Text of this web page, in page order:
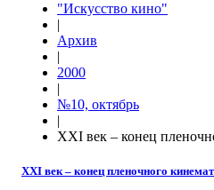
"Искусство кино"
|
Архив
|
2000
|
№10, октябрь
|
XXI век ‒ конец
XXI век ‒ конец пленочного